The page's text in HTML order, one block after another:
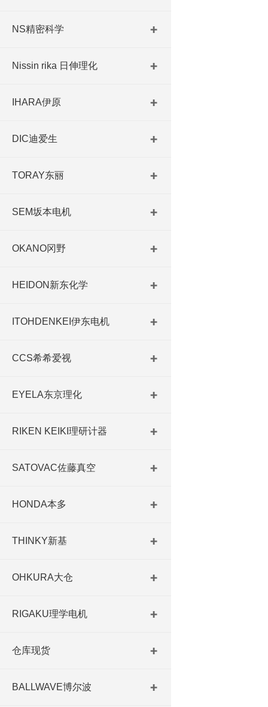
NS精密科学
Nissin rika 日伸理化
IHARA伊原
DIC迪爱生
TORAY东丽
SEM坂本电机
OKANO冈野
HEIDON新东化学
ITOHDENKEI伊东电机
CCS希希爱视
EYELA东京理化
RIKEN KEIKI理研计器
SATOVAC佐藤真空
HONDA本多
THINKY新基
OHKURA大仓
RIGAKU理学电机
仓库现货
BALLWAVE博尔波